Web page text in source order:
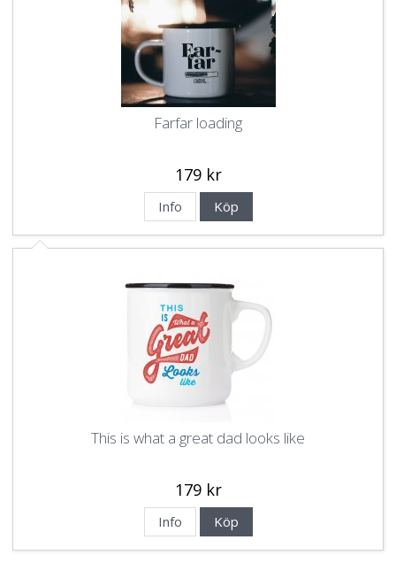
Farfar loading
179 kr
Info Köp
This is what a great dad looks like
179 kr
Info Köp